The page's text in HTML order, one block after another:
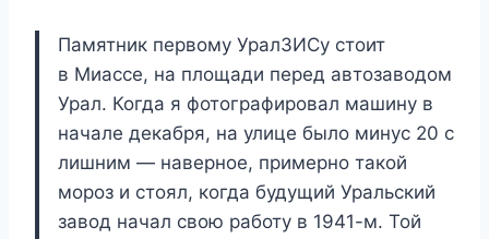
Памятник первому УралЗИСу стоит
в Миассе, на площади перед автозаводом
Урал. Когда я фотографировал машину в
начале декабря, на улице было минус 20 с
лишним — наверное, примерно такой
мороз и стоял, когда будущий Уральский
завод начал свою работу в 1941-м. Той